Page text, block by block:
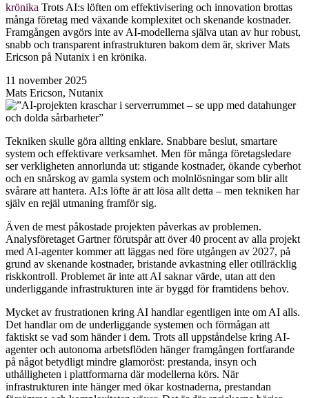
krönika Trots AI:s löften om effektivisering och innovation brottas
många företag med växande komplexitet och skenande kostnader.
Framgången avgörs inte av AI-modellerna själva utan av hur robust,
snabb och transparent infrastrukturen bakom dem är, skriver Mats
Ericson på Nutanix i en krönika.
11 november 2025
Mats Ericson, Nutanix
Tekniken skulle göra allting enklare. Snabbare beslut, smartare
system och effektivare verksamhet. Men för många företagsledare
ser verkligheten annorlunda ut: stigande kostnader, ökande cyberhot
och en snårskog av gamla system och molnlösningar som blir allt
svårare att hantera. AI:s löfte är att lösa allt detta – men tekniken har
själv en rejäl utmaning framför sig.
Även de mest påkostade projekten påverkas av problemen.
Analysföretaget Gartner förutspår att över 40 procent av alla projekt
med AI-agenter kommer att läggas ned före utgången av 2027, på
grund av skenande kostnader, bristande avkastning eller otillräcklig
riskkontroll. Problemet är inte att AI saknar värde, utan att den
underliggande infrastrukturen inte är byggd för framtidens behov.
Mycket av frustrationen kring AI handlar egentligen inte om AI alls.
Det handlar om de underliggande systemen och förmågan att
faktiskt se vad som händer i dem. Trots all uppståndelse kring AI-
agenter och autonoma arbetsflöden hänger framgången fortfarande
på något betydligt mindre glamoröst: prestanda, insyn och
uthålligheten i plattformarna där modellerna körs. När
infrastrukturen inte hänger med ökar kostnaderna, prestandan